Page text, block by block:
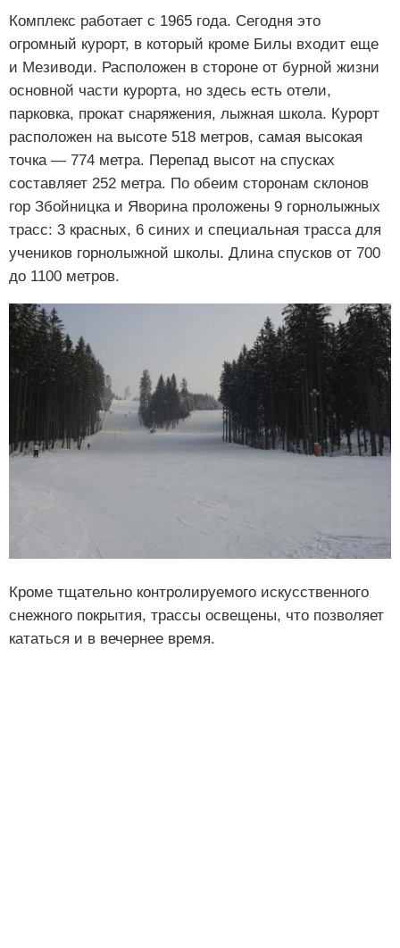
Комплекс работает с 1965 года. Сегодня это
огромный курорт, в который кроме Билы входит еще
и Мезиводи. Расположен в стороне от бурной жизни
основной части курорта, но здесь есть отели,
парковка, прокат снаряжения, лыжная школа. Курорт
расположен на высоте 518 метров, самая высокая
точка — 774 метра. Перепад высот на спусках
составляет 252 метра. По обеим сторонам склонов
гор Збойницка и Яворина проложены 9 горнолыжных
трасс: 3 красных, 6 синих и специальная трасса для
учеников горнолыжной школы. Длина спусков от 700
до 1100 метров.
Кроме тщательно контролируемого искусственного
снежного покрытия, трассы освещены, что позволяет
кататься и в вечернее время.